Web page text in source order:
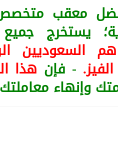
معقب
يستخرج جميع
السعوديين
- فإن هذا
وإنهاء